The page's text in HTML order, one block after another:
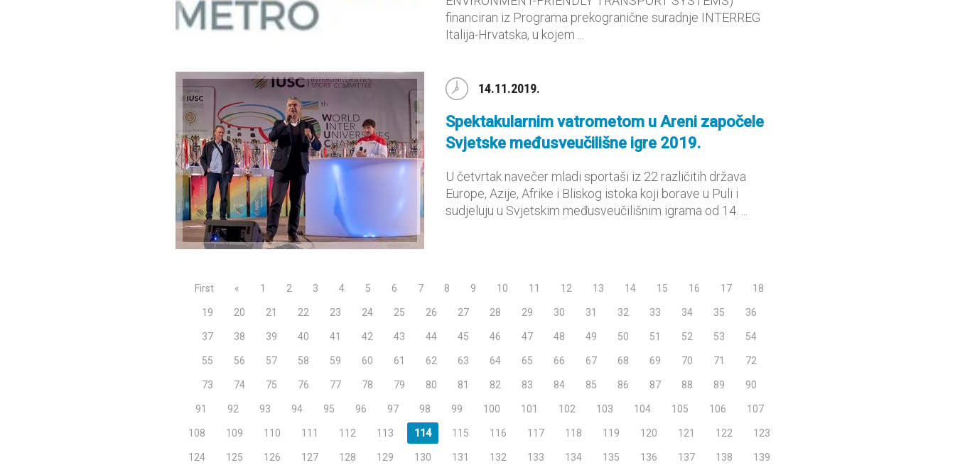
financiran iz Programa prekogranične suradnje INTERREG
Italija-Hrvatska, u kojem ...
14.11.2019.
Spektakularnim vatrometom u Areni započele
Svjetske međusveučilišne igre 2019.
U četvrtak navečer mladi sportaši iz 22 različitih država
Europe, Azije, Afrike i Bliskog istoka koji borave u Puli i
sudjeluju u Svjetskim međusveučilišnim igrama od 14. ...
First « 1 2 3 4 5 6 7 8 9 10 11 12 13 14 15 16 17 18
19 20 21 22 23 24 25 26 27 28 29 30 31 32 33 34 35 36
37 38 39 40 41 42 43 44 45 46 47 48 49 50 51 52 53 54
55 56 57 58 59 60 61 62 63 64 65 66 67 68 69 70 71 72
73 74 75 76 77 78 79 80 81 82 83 84 85 86 87 88 89 90
91 92 93 94 95 96 97 98 99 100 101 102 103 104 105 106 107
108 109 110 111 112 113 114 115 116 117 118 119 120 121 122 123
124 125 126 127 128 129 130 131 132 133 134 135 136 137 138 139